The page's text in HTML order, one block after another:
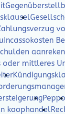
Incassokosten
oder mittleres
koophandel